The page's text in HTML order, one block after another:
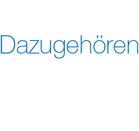
Dazugehören